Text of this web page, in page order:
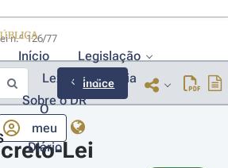
Início
Legislação
Lexionário
Lia
Sobre o DR
O
meu
Diário
Índice
Lei